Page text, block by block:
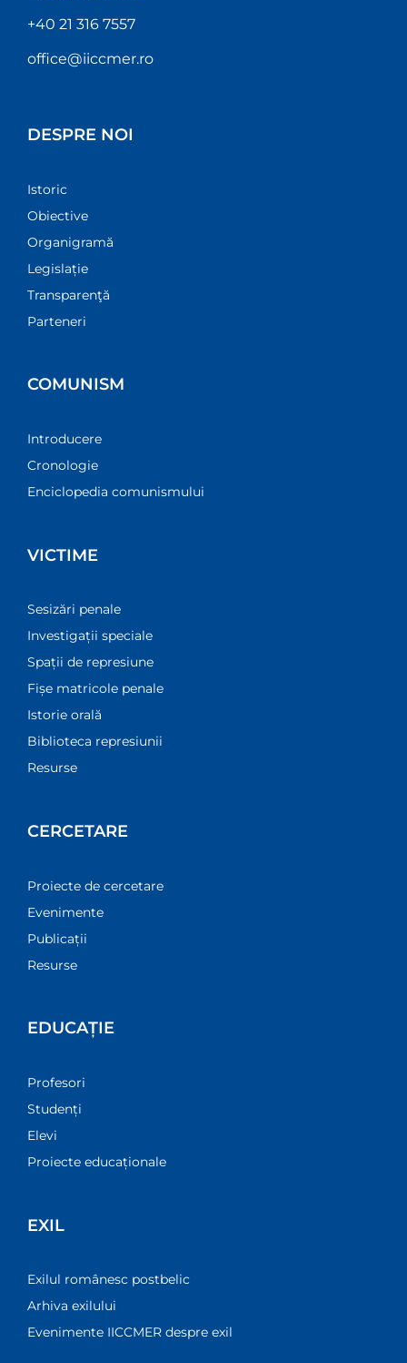
+40 21 316 7557
office@iiccmer.ro
DESPRE NOI
Istoric
Obiective
Organigramă
Legislație
Transparenţă
Parteneri
COMUNISM
Introducere
Cronologie
Enciclopedia comunismului
VICTIME
Sesizări penale
Investigații speciale
Spații de represiune
Fișe matricole penale
Istorie orală
Biblioteca represiunii
Resurse
CERCETARE
Proiecte de cercetare
Evenimente
Publicații
Resurse
EDUCAȚIE
Profesori
Studenți
Elevi
Proiecte educaționale
EXIL
Exilul românesc postbelic
Arhiva exilului
Evenimente IICCMER despre exil